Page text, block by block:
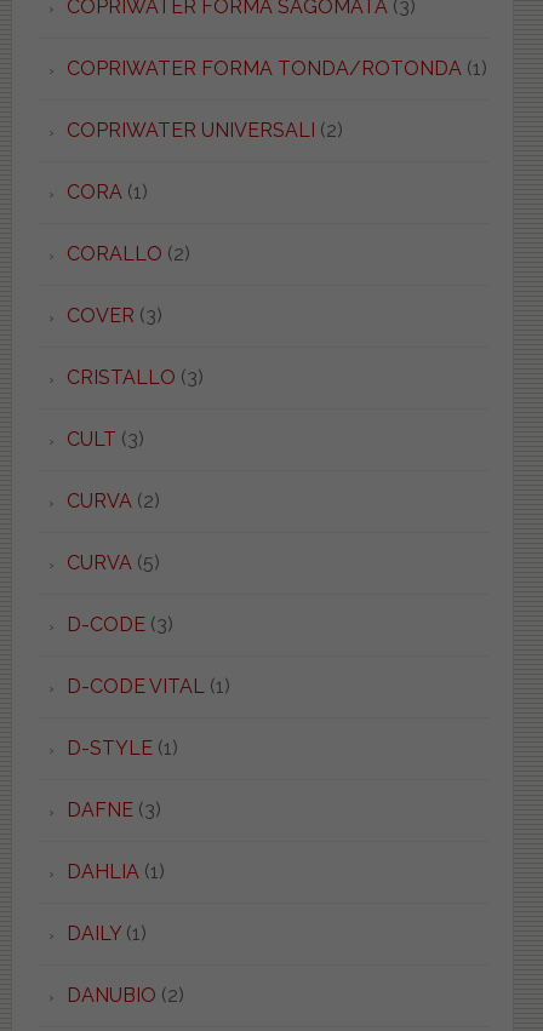
COPRIWATER FORMA SAGOMATA(3)
COPRIWATER FORMA TONDA/ROTONDA(1)
COPRIWATER UNIVERSALI (2)
CORA(1)
CORALLO (2)
COVER (3)
CRISTALLO (3)
CULT (3)
CURVA(2)
CURVA(5)
D-CODE(3)
D-CODE VITAL(1)
D-STYLE(1)
DAFNE(3)
DAHLIA(1)
DAILY(1)
DANUBIO (2)